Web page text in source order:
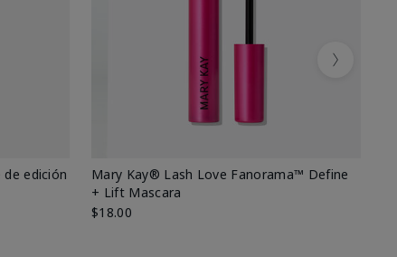
edición
Mary Kay® Lash Love Fanorama™ Define
+ Lift Mascara
$18.00
Next